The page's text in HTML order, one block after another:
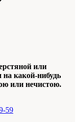
или
на какой-нибудь
или нечистою.
59